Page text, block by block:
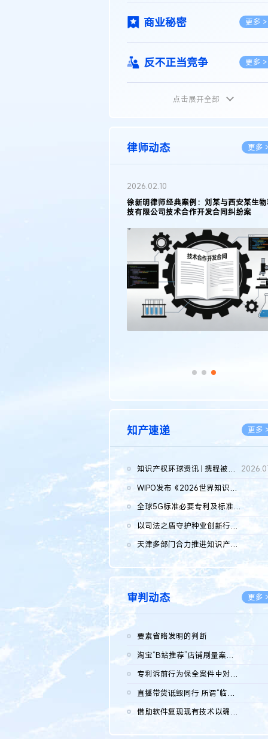
商业秘密 更多
反不正当竞争 更多
植物新品种
地理标志 更多
集成电路布图设计
传统文化 更多
点击展开全部
律师动态 更多
2026.02.10
徐新明律师经典案例：刘某与西安某生
技有限公司技术合作开发合同纠纷案
知产速递 更多
知识产权环球资讯 | 携程被市监总局罚51.79亿；瑞幸泰国商标案上...
WIPO发布《2026世界知识产权报告》 含报告全文
全球5G标准必要专利及标准提案研究报告（2026年）全文发布
以司法之盾守护种业创新行稳致远
天津多部门合力推进知识产权保护工作
审判动态 更多
要素省略发明的判断
淘宝“B站推荐”店铺刷量案维持原判，两被告连带赔偿150万元
专利诉前行为保全案件中对仿制药申请人曾作出三类声明的考量及违...
直播带货诋毁同行 所谓“临场发挥”不免责
借助软件复现现有技术以确认相关参数特征是否被公开